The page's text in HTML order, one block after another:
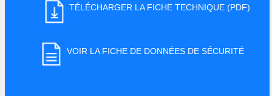
TÉLÉCHARGER LA FICHE TECHNIQUE (PDF)
VOIR LA FICHE DE DONNÉES DE SÉCURITÉ